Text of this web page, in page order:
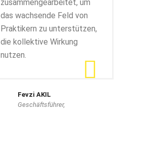
zusammengearbeitet, um
das wachsende Feld von
Praktikern zu unterstützen,
die kollektive Wirkung
nutzen.
Fevzi AKIL
Geschäftsführer,